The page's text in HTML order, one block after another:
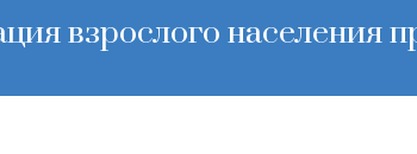
взрослого населения